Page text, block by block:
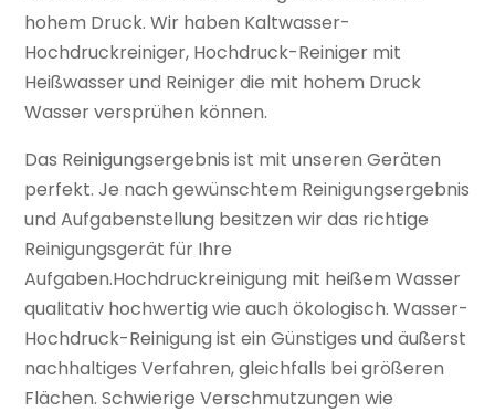
hohem Druck. Wir haben Kaltwasser-
Hochdruckreiniger, Hochdruck-Reiniger mit
Heißwasser und Reiniger die mit hohem Druck
Wasser versprühen können.
Das Reinigungsergebnis ist mit unseren Geräten
perfekt. Je nach gewünschtem Reinigungsergebnis
und Aufgabenstellung besitzen wir das richtige
Reinigungsgerät für Ihre
Aufgaben.Hochdruckreinigung mit heißem Wasser
qualitativ hochwertig wie auch ökologisch. Wasser-
Hochdruck-Reinigung ist ein Günstiges und äußerst
nachhaltiges Verfahren, gleichfalls bei größeren
Flächen. Schwierige Verschmutzungen wie